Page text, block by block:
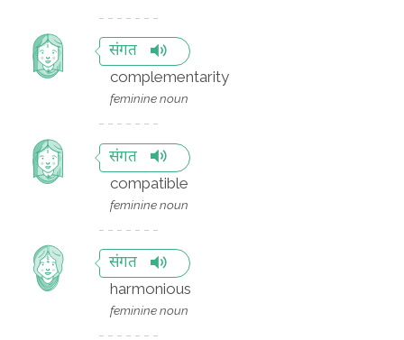
संगत
complementarity
feminine noun
संगत
compatible
feminine noun
संगत
harmonious
feminine noun